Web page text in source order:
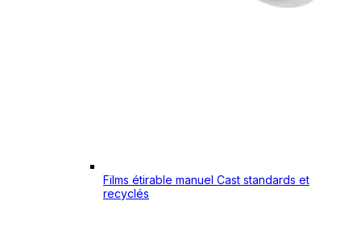
Films étirable manuel Cast standards et
recyclés